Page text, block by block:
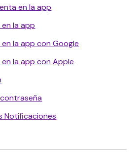
en la app
la app
la app con Google
la app con Apple
Notificaciones